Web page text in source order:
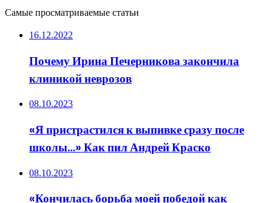
Самые просматриваемые статьи
16.12.2022
Почему Ирина Печерникова закончила
клиникой неврозов
08.10.2023
«Я пристрастился к выпивке сразу после
школы…» Как пил Андрей Краско
08.10.2023
«Кончилась борьба моей победой как